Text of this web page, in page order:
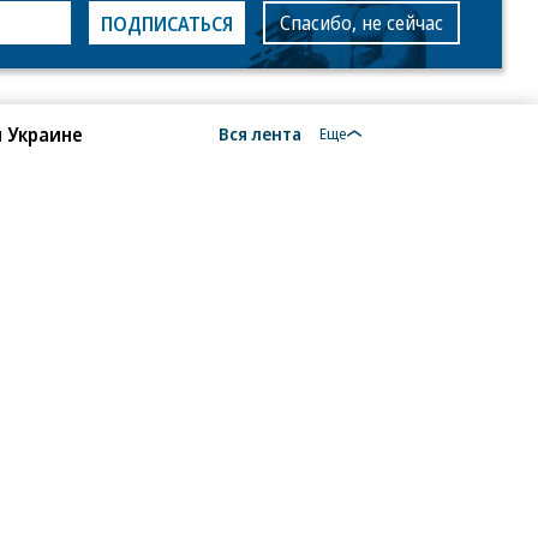
Вся лента Еще
ПОДПИСАТЬСЯ Спасибо, не сейчас